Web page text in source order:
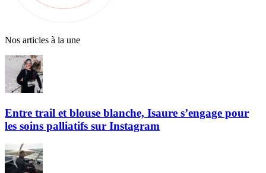
Nos articles à la une
Entre trail et blouse blanche, Isaure s’engage pour
les soins palliatifs sur Instagram